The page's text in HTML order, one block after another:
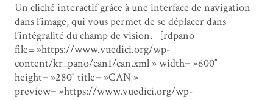
Un cliché interactif grâce à une interface de navigation
dans l’image, qui vous permet de se déplacer dans
l’intégralité du champ de vision. [rdpano
file= »https://www.vuedici.org/wp-
content/kr_pano/can1/can.xml » width= »600″
height= »280″ title= »CAN »
preview= »https://www.vuedici.org/wp-